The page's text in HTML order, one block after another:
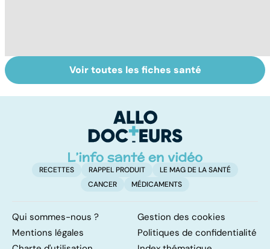
Automutilation :
des ados en
Antibiotiques :
lutter contre la
bactéries
Voir toutes les fiches santé
RECETTES RAPPEL PRODUIT
LE MAG DE LA SANTÉ
CANCER
MÉDICAMENTS
Qui sommes-nous ?
Gestion des cookies
Mentions légales
Politiques de confidentialité